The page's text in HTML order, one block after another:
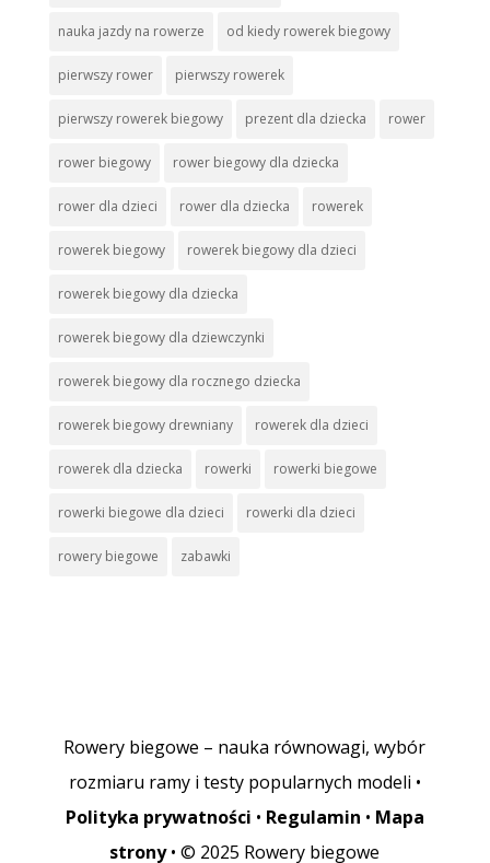
nauka jazdy na rowerze od kiedy rowerek biegowy
pierwszy rower pierwszy rowerek
pierwszy rowerek biegowy prezent dla dziecka rower
rower biegowy rower biegowy dla dziecka
rower dla dzieci rower dla dziecka rowerek
rowerek biegowy rowerek biegowy dla dzieci
rowerek biegowy dla dziecka
rowerek biegowy dla dziewczynki
rowerek biegowy dla rocznego dziecka
rowerek biegowy drewniany rowerek dla dzieci
rowerek dla dziecka rowerki rowerki biegowe
rowerki biegowe dla dzieci rowerki dla dzieci
rowery biegowe zabawki
Rowery biegowe – nauka równowagi, wybór
rozmiaru ramy i testy popularnych modeli •
Polityka prywatności • Regulamin • Mapa
strony• © 2025 Rowery biegowe